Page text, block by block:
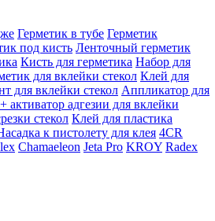
Герметик в тубе Герметик
под кисть Ленточный герметик
Кисть для герметика Набор для
для вклейки стекол Клей для
для вклейки стекол Аппликатор для
активатор адгезии для вклейки
стекол Клей для пластика
к пистолету для клея 4CR
Chamaeleon Jeta Pro KROY Radex